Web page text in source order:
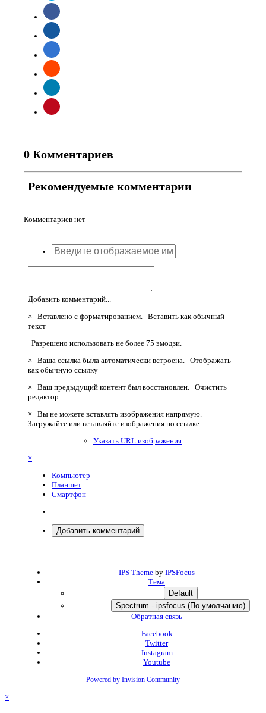
0 Комментариев
Рекомендуемые комментарии
Комментариев нет
Добавить комментарий...
× Вставлено с форматированием. Вставить как обычный
текст
Разрешено использовать не более 75 эмодзи.
× Ваша ссылка была автоматически встроена. Отображать
как обычную ссылку
× Ваш предыдущий контент был восстановлен. Очистить
редактор
× Вы не можете вставлять изображения напрямую.
Загружайте или вставляйте изображения по ссылке.
Указать URL изображения
×
Компьютер
Планшет
Смартфон
Добавить комментарий
IPS Theme by IPSFocus
Тема
Default
Spectrum - ipsfocus (По умолчанию)
Обратная связь
Facebook
Twitter
Instagram
Youtube
Powered by Invision Community
×